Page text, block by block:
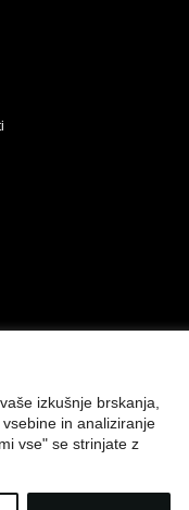
izkušnje brskanja,
in analiziranje
vse" se strinjate z